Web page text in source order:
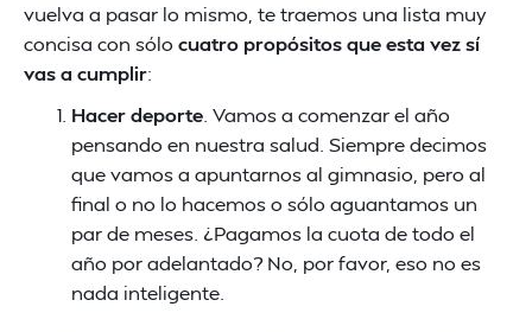
vuelva a pasar lo mismo, te traemos una lista muy
concisa con sólo cuatro propósitos que esta vez sí
vas a cumplir:
Hacer deporte. Vamos a comenzar el año
pensando en nuestra salud. Siempre decimos
que vamos a apuntarnos al gimnasio, pero al
final o no lo hacemos o sólo aguantamos un
par de meses. ¿Pagamos la cuota de todo el
año por adelantado? No, por favor, eso no es
nada inteligente.